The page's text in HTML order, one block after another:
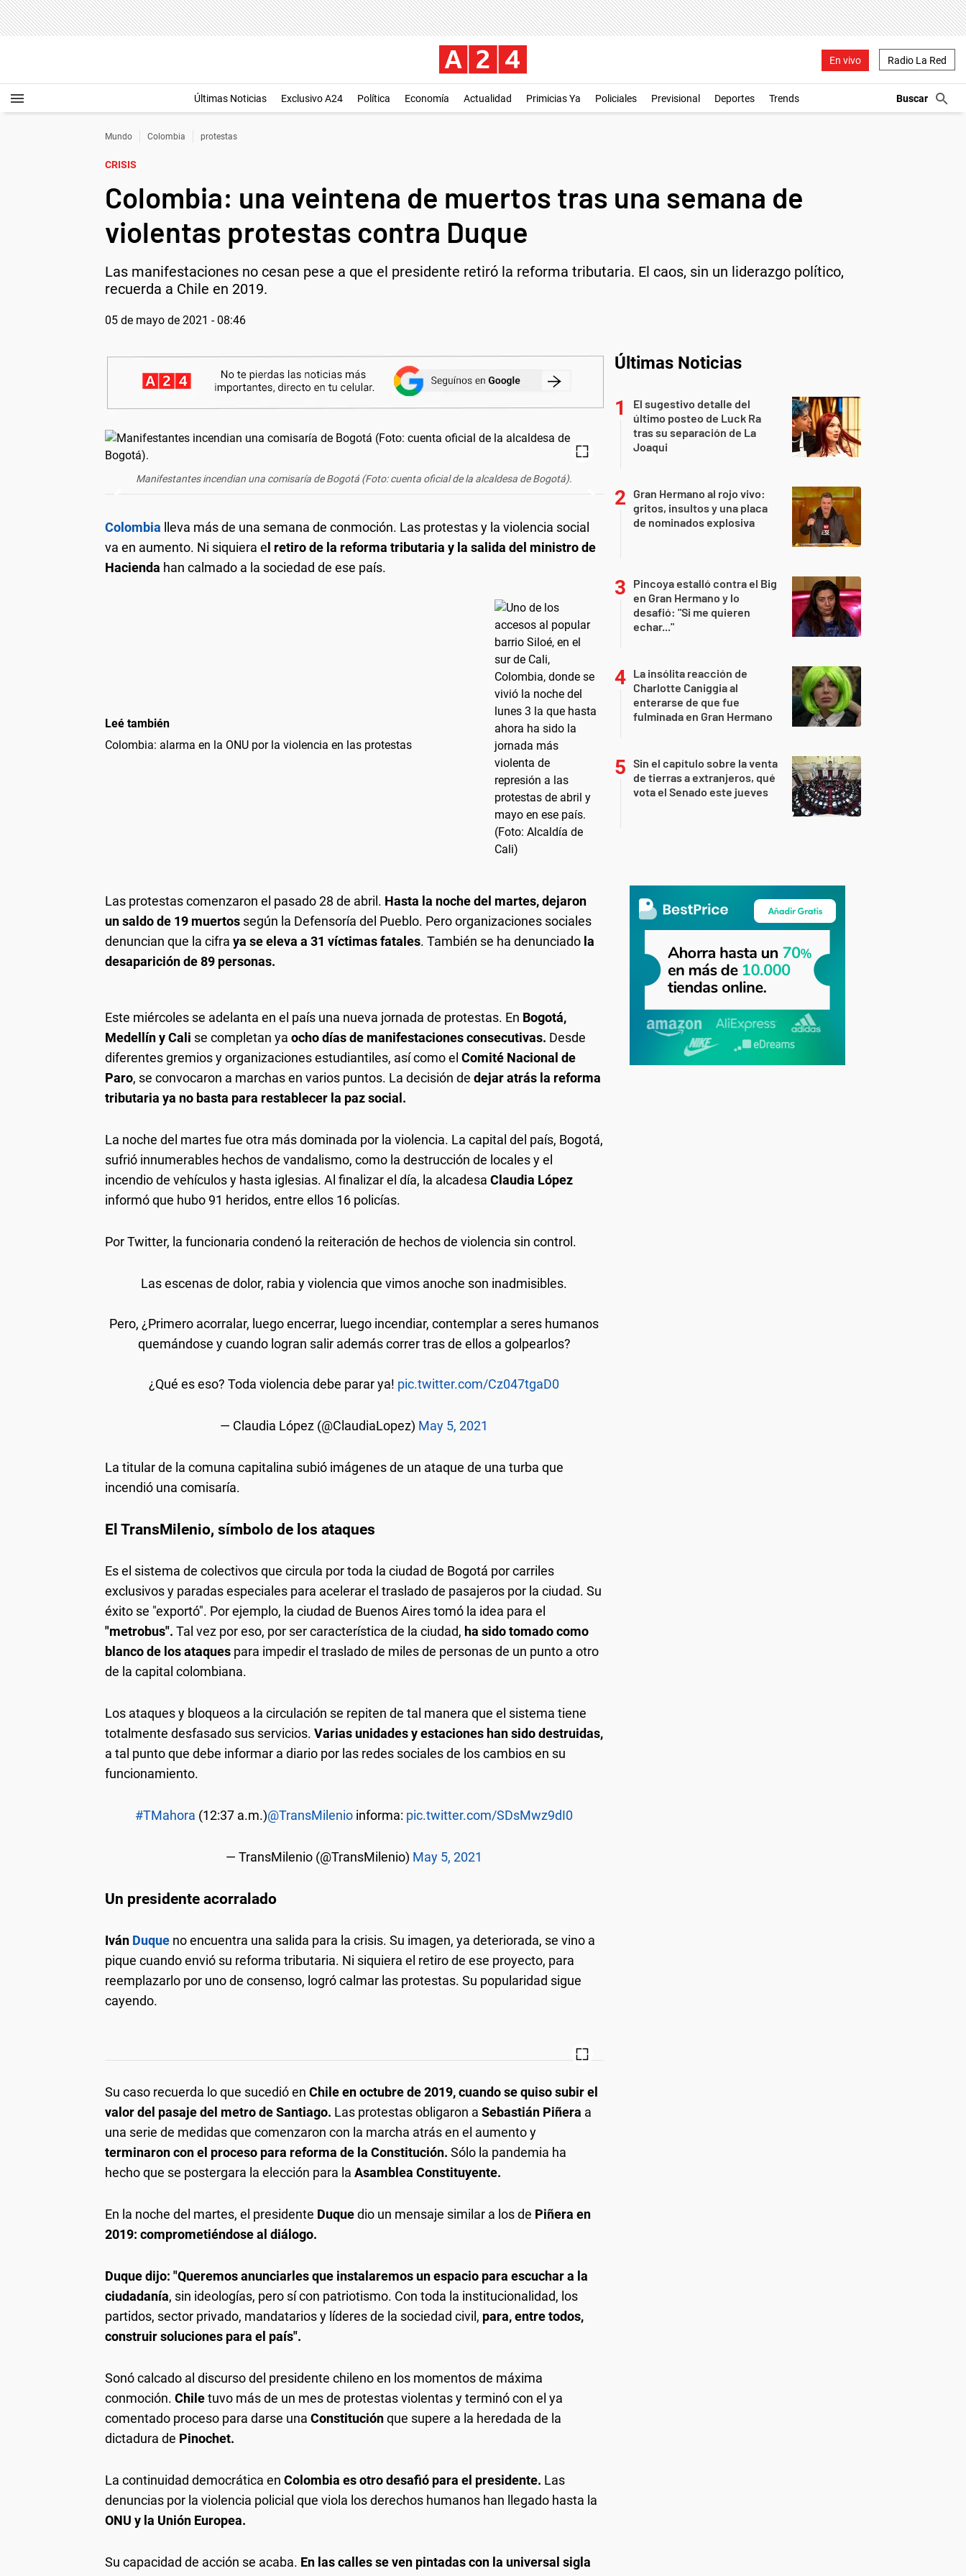
En vivo Radio La Red
Últimas Noticias Exclusivo A24 Política Economía Actualidad Primicias Ya Policiales Previsional Deportes Trends
Mundo Colombia protestas
CRISIS
Colombia: una veintena de muertos tras una semana de
violentas protestas contra Duque
Las manifestaciones no cesan pese a que el presidente retiró la reforma tributaria. El caos, sin un liderazgo político,
recuerda a Chile en 2019.
05 de mayo de 2021 - 08:46
Manifestantes incendian una comisaría de Bogotá (Foto: cuenta oficial de la alcaldesa de Bogotá).
La policía dispersa con gases a los manifestantes. Hay graves denuncias de abusos policiales (Foto: AP).
Helicópteros militares custodian la flota de colectivos del TrasnMilenio (Foto: cuenta de Twitter de TransMilenio).
EL presidente Iván Duque, arrinconado por la protesta social (Foto: presidencia de Colombia).
Siguen las manifestaciones contra el gobierno. Este miércoles. con un paro nacional (Foto: AP).
Unidades del TransMilenio, vandalizadas (Foto: cuenta oficial de TrasnMilenio).
Colombia lleva más de una semana de conmoción. Las protestas y la violencia social
va en aumento. Ni siquiera e l retiro de la reforma tributaria y la salida del ministro de
Hacienda han calmado a la sociedad de ese país.
Leé también
Colombia: alarma en la ONU por la violencia en las protestas
Las protestas comenzaron el pasado 28 de abril. Hasta la noche del martes, dejaron
un saldo de 19 muertos según la Defensoría del Pueblo. Pero organizaciones sociales
denuncian que la cifra ya se eleva a 31 víctimas fatales. También se ha denunciado la
desaparición de 89 personas.
Este miércoles se adelanta en el país una nueva jornada de protestas. En Bogotá,
Medellín y Cali se completan ya ocho días de manifestaciones consecutivas. Desde
diferentes gremios y organizaciones estudiantiles, así como el Comité Nacional de
Paro, se convocaron a marchas en varios puntos. La decisión de dejar atrás la reforma
tributaria ya no basta para restablecer la paz social.
La noche del martes fue otra más dominada por la violencia. La capital del país, Bogotá,
sufrió innumerables hechos de vandalismo, como la destrucción de locales y el
incendio de vehículos y hasta iglesias. Al finalizar el día, la alcadesa Claudia López
informó que hubo 91 heridos, entre ellos 16 policías.
Por Twitter, la funcionaria condenó la reiteración de hechos de violencia sin control.
Las escenas de dolor, rabia y violencia que vimos anoche son inadmisibles.
Pero, ¿Primero acorralar, luego encerrar, luego incendiar, contemplar a seres humanos
quemándose y cuando logran salir además correr tras de ellos a golpearlos?
¿Qué es eso? Toda violencia debe parar ya! pic.twitter.com/Cz047tgaD0
— Claudia López (@ClaudiaLopez) May 5, 2021
La titular de la comuna capitalina subió imágenes de un ataque de una turba que
incendió una comisaría.
El TransMilenio, símbolo de los ataques
Es el sistema de colectivos que circula por toda la ciudad de Bogotá por carriles
exclusivos y paradas especiales para acelerar el traslado de pasajeros por la ciudad. Su
éxito se "exportó". Por ejemplo, la ciudad de Buenos Aires tomó la idea para el
"metrobus". Tal vez por eso, por ser característica de la ciudad, ha sido tomado como
blanco de los ataques para impedir el traslado de miles de personas de un punto a otro
de la capital colombiana.
Los ataques y bloqueos a la circulación se repiten de tal manera que el sistema tiene
totalmente desfasado sus servicios. Varias unidades y estaciones han sido destruidas,
a tal punto que debe informar a diario por las redes sociales de los cambios en su
funcionamiento.
#TMahora (12:37 a.m.)@TransMilenio informa: pic.twitter.com/SDsMwz9dI0
— TransMilenio (@TransMilenio) May 5, 2021
Un presidente acorralado
Iván Duque no encuentra una salida para la crisis. Su imagen, ya deteriorada, se vino a
pique cuando envió su reforma tributaria. Ni siquiera el retiro de ese proyecto, para
reemplazarlo por uno de consenso, logró calmar las protestas. Su popularidad sigue
cayendo.
Su caso recuerda lo que sucedió en Chile en octubre de 2019, cuando se quiso subir el
valor del pasaje del metro de Santiago. Las protestas obligaron a Sebastián Piñera a
una serie de medidas que comenzaron con la marcha atrás en el aumento y
terminaron con el proceso para reforma de la Constitución. Sólo la pandemia ha
hecho que se postergara la elección para la Asamblea Constituyente.
En la noche del martes, el presidente Duquedio un mensaje similar a los de Piñera en
2019: comprometiéndose al diálogo.
Duque dijo: "Queremos anunciarles que instalaremos un espacio para escuchar a la
ciudadanía, sin ideologías, pero sí con patriotismo. Con toda la institucionalidad, los
partidos, sector privado, mandatarios y líderes de la sociedad civil, para, entre todos,
construir soluciones para el país".
Sonó calcado al discurso del presidente chileno en los momentos de máxima
conmoción. Chiletuvo más de un mes de protestas violentas y terminó con el ya
comentado proceso para darse una Constituciónque supere a la heredada de la
dictadura de Pinochet.
La continuidad democrática en Colombia es otro desafió para el presidente. Las
denuncias por la violencia policial que viola los derechos humanos han llegado hasta la
ONU y la Unión Europea.
Su capacidad de acción se acaba. En las calles se ven pintadas con la universal sigla
Últimas Noticias
El sugestivo detalle del
último posteo de Luck Ra
tras su separación de La
Joaqui
Gran Hermano al rojo vivo:
gritos, insultos y una placa
de nominados explosiva
Pincoya estalló contra el Big
en Gran Hermano y lo
desafió: "Si me quieren
echar..."
La insólita reacción de
Charlotte Caniggia al
enterarse de que fue
fulminada en Gran Hermano
Sin el capítulo sobre la venta
de tierras a extranjeros, qué
vota el Senado este jueves